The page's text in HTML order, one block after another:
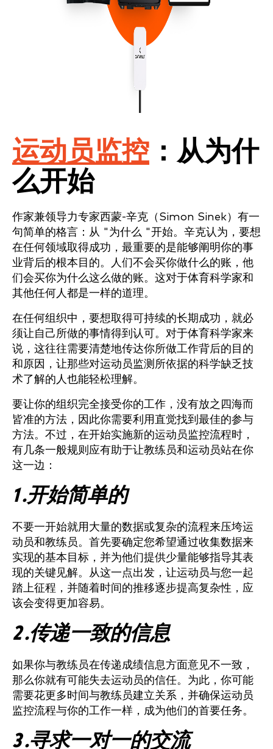
运动员监控 ： 从为什
么开始
作家兼领导力专家西蒙-辛克（Simon Sinek）有一
句简单的格言：从 "为什么 "开始。辛克认为，要想
在任何领域取得成功，最重要的是能够阐明你的事
业背后的根本目的。人们不会买你做什么的账，他
们会买你为什么这么做的账。这对于体育科学家和
其他任何人都是一样的道理。
在任何组织中，要想取得可持续的长期成功，就必
须让自己所做的事情得到认可。对于体育科学家来
说，这往往需要清楚地传达你所做工作背后的目的
和原因，让那些对运动员监测所依据的科学缺乏技
术了解的人也能轻松理解。
要让你的组织完全接受你的工作，没有放之四海而
皆准的方法，因此你需要利用直觉找到最佳的参与
方法。不过，在开始实施新的运动员监控流程时，
有几条一般规则应有助于让教练员和运动员站在你
这一边：
1 .开始简单的
不要一开始就用大量的数据或复杂的流程来压垮运
动员和教练员。首先要确定您希望通过收集数据来
实现的基本目标，并为他们提供少量能够指导其表
现的关键见解。从这一点出发，让运动员与您一起
踏上征程，并随着时间的推移逐步提高复杂性，应
该会变得更加容易。
2 .传递一致的信息
如果你与教练员在传递成绩信息方面意见不一致，
那么你就有可能失去运动员的信任。为此，你可能
需要花更多时间与教练员建立关系，并确保运动员
监控流程与你的工作一样，成为他们的首要任务。
3 .寻求一对一的交流